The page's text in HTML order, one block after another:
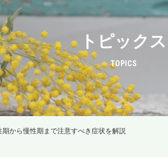
トピックス
TOPICS
から慢性期まで注意すべき症状を解説